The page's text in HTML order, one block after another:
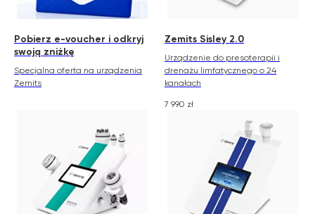
Pobierz e-voucher i odkryj
swoją zniżkę
Specjalna oferta na urządzenia
Zemits
Zemits Sisley 2.0
Urządzenie do presoterapii i
drenażu limfatycznego o 24
kanałach
7 990 zł